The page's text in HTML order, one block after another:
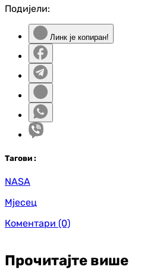
Подијели:
Линк је копиран!
Тагови :
NASA
Мјесец
Коментари (0)
Прочитајте више